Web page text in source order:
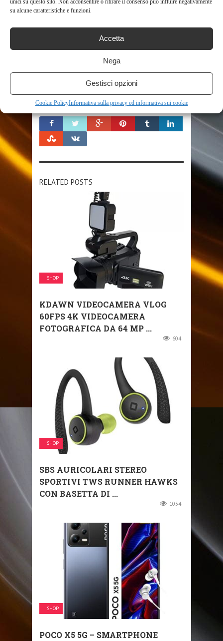
su alcune caratteristiche e funzioni.
Accetta
Nega
Gestisci opzioni
Cookie PolicyInformativa sulla privacy ed informativa sui cookie
LED2
MICROFONOLUCE
VIDEOCAMERE PROFESSIONALI
SHARE THIS POST
RELATED POSTS
SHOP
KDAWN VIDEOCAMERA VLOG
60FPS 4K VIDEOCAMERA
FOTOGRAFICA DA 64 MP ...
604
SHOP
SBS AURICOLARI STEREO
SPORTIVI TWS RUNNER HAWKS
CON BASETTA DI ...
1034
SHOP
POCO X5 5G – SMARTPHONE